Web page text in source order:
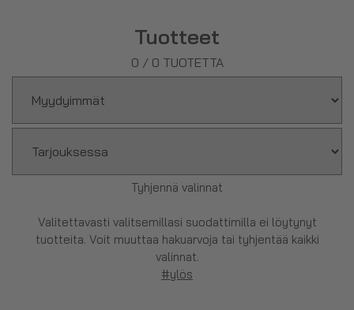
Tuotteet
0 / 0 TUOTETTA
Tyhjennä valinnat
Valitettavasti valitsemillasi suodattimilla ei löytynyt
tuotteita. Voit muuttaa hakuarvoja tai tyhjentää kaikki
valinnat.
#ylös